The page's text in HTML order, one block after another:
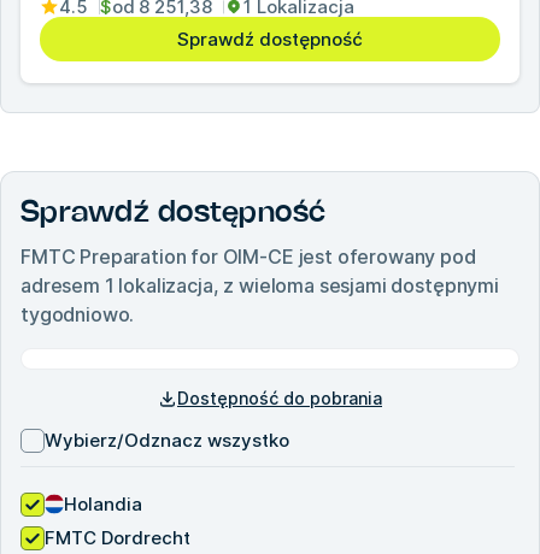
4.5 $od 8 251,38
1 Lokalizacja
Sprawdź dostępność
Sprawdź dostępność
FMTC Preparation for OIM-CE jest oferowany pod
adresem 1 lokalizacja, z wieloma sesjami dostępnymi
tygodniowo.
Dostępność do pobrania
Wybierz/Odznacz wszystko
Holandia
FMTC Dordrecht